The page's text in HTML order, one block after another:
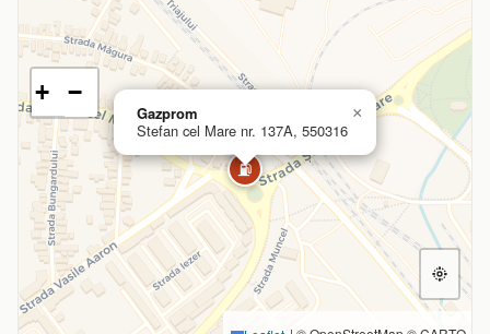
⛽
Gazprom
Stefan cel Mare nr. 137A, 550316
×
+ −